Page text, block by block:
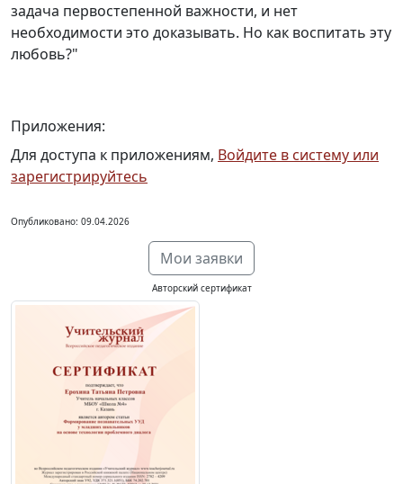
задача первостепенной важности, и нет
необходимости это доказывать. Но как воспитать эту
любовь?"
Приложения:
Для доступа к приложениям, Войдите в систему или
зарегистрируйтесь
Опубликовано: 09.04.2026
Мои заявки
Авторский сертификат